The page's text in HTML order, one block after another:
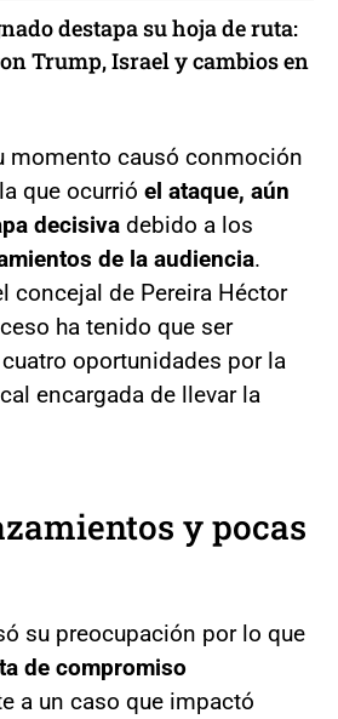
destapa su hoja de ruta:
Trump, Israel y cambios en
momento causó conmoción
que ocurrió el ataque, aún
decisiva debido a los
de la audiencia.
concejal de Pereira Héctor
ha tenido que ser
oportunidades por la
encargada de llevar la
y pocas
su preocupación por lo que
de compromiso
a un caso que impactó